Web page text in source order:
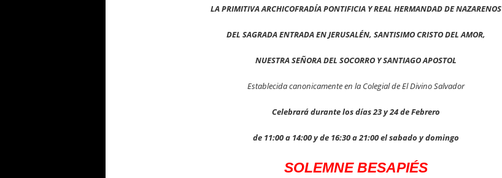
LA PRIMITIVA ARCHICOFRADÍA PONTIFICIA Y REAL HERMANDAD DE NAZARENOS
DEL SAGRADA ENTRADA EN JERUSALÉN, SANTISIMO CRISTO DEL AMOR,
NUESTRA SEÑORA DEL SOCORRO Y SANTIAGO APOSTOL
Establecida canonicamente en la Colegial de El Divino Salvador
Celebrará durante los días 23 y 24 de Febrero
de 11:00 a 14:00 y de 16:30 a 21:00 el sabado y domingo
SOLEMNE BESAPIÉS